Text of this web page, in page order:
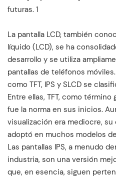
La pantalla LCD, también
líquido (LCD), se ha
desarrollo y se utiliza
pantallas de teléfonos
como TFT, IPS y SLCD se
Entre ellas, TFT, como término
fue la norma en sus inicios.
visualización era mediocre,
adoptó en muchos modelos
Las pantallas IPS, a menudo
industria, son una versión
que, en esencia, siguen